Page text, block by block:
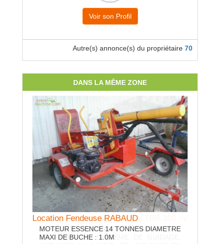
Voir son Profil
Autre(s) annonce(s) du propriétaire 70
DANS LA MÊME ZONE
Location Tracteur agricole VALTRA 160 cv
LE FORFAIT LOCATION COMPREND LE
TRACTEUR, LE SYSTEME DE GUIDAGE,
Location Fendeuse RABAUD
MOTEUR ESSENCE 14 TONNES DIAMETRE
MAXI DE BUCHE : 1.0M